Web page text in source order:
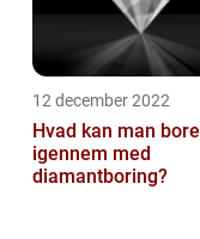
12 december 2022
Hvad kan man bore
igennem med
diamantboring?